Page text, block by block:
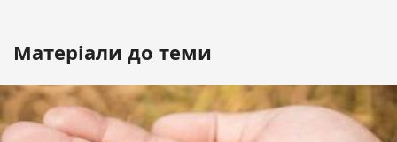
Матеріали до теми